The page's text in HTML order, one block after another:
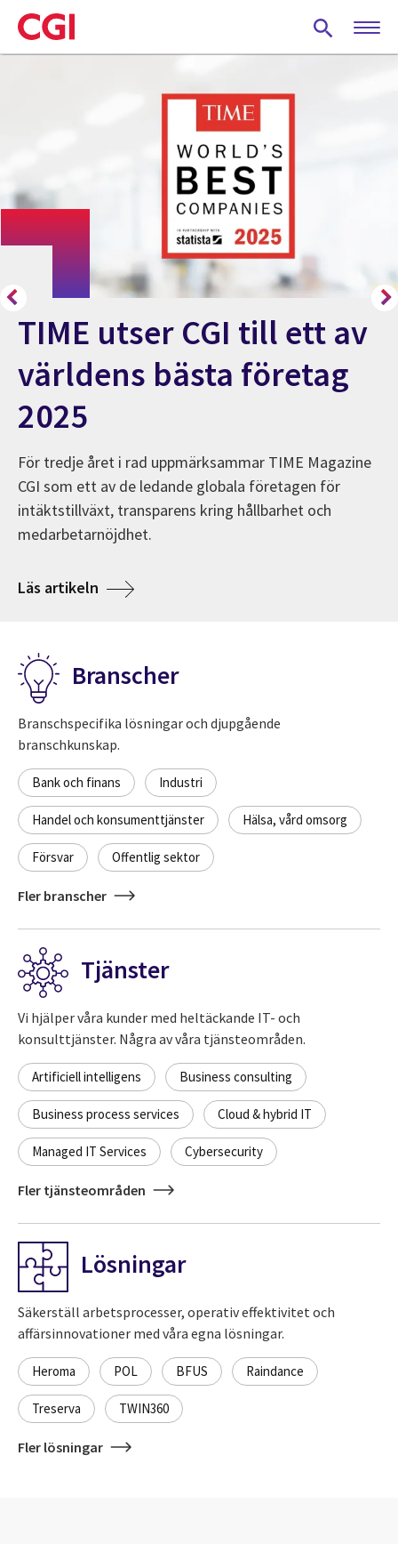
Skip
to
main
TIME utser CGI till ett av
världens bästa företag
2025
För tredje året i rad uppmärksammar TIME Magazine
CGI som ett av de ledande globala företagen för
intäktstillväxt, transparens kring hållbarhet och
medarbetarnöjdhet.
Läs artikeln Om TIME utser CGI till ett av världens
Branscher
Branschspecifika lösningar och djupgående
branschkunskap.
Bank och finans Industri
Handel och konsumenttjänster Hälsa, vård omsorg
Försvar Offentlig sektor
Fler branscher
Tjänster
Vi hjälper våra kunder med heltäckande IT- och
konsulttjänster. Några av våra tjänsteområden.
Artificiell intelligens Business consulting
Business process services Cloud & hybrid IT
Managed IT Services Cybersecurity
Fler tjänsteområden
Lösningar
Säkerställ arbetsprocesser, operativ effektivitet och
affärsinnovationer med våra egna lösningar.
Heroma POL BFUS Raindance
Treserva TWIN360
Fler lösningar